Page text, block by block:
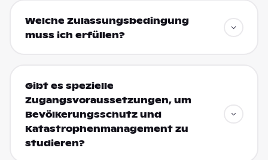
Welche Zulassungsbedingung
muss ich erfüllen?
Gibt es spezielle
Zugangsvoraussetzungen, um
Bevölkerungsschutz und
Katastrophenmanagement zu
studieren?